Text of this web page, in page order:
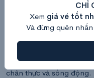
TP.HCM, đặt vé nhanh
Ung Văn Khiêm mới
Moveek – nền tảng đặt
rạp Beta trên toàn quốc.
dựng theo tiêu chuẩn
7.1, màn hình lớn sắc
chân thực và sống động.
CHỈ
Xem giá vé tốt
Và đừng quên